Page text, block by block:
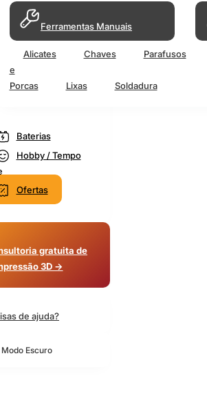
Ferramentas Manuais
Alicates Chaves
Parafusos
e
Porcas
Lixas Soldadura
Baterias
Hobby / Tempo
Ofertas
gratuita de
3D →
de ajuda?
Escuro